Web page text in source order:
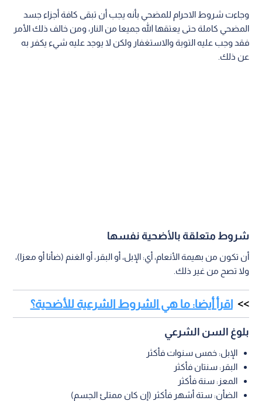
وجاءت شروط الاحرام للمضحي بأنه يجب أن تبقى كافة أجزاء جسد
المضحي كاملة حتى يعتقها الله جميعا من النار، ومن خالف ذلك الأمر
فقد وجب عليه التوبة والاستغفار ولكن لا يوجد عليه شيء يكفر به
عن ذلك.
شروط متعلقة بالأضحية نفسها
أن تكون من بهيمة الأنعام، أي: الإبل، أو البقر، أو الغنم (ضأنا أو معزا)،
ولا تصح من غير ذلك.
اقرأ أيضا: ما هي الشروط الشرعية للأضحية؟
بلوغ السن الشرعي
الإبل: خمس سنوات فأكثر
البقر: سنتان فأكثر
المعز: سنة فأكثر
الضأن: ستة أشهر فأكثر (إن كان ممتلئ الجسم)